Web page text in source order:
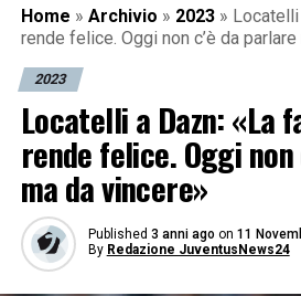
Home » Archivio » 2023 »
rende felice. Oggi non c’è da
2023
Locatelli a Dazn: «La
rende felice. Oggi
ma da vincere»
Published 3 anni ago on 11
By Redazione JuventusNews24